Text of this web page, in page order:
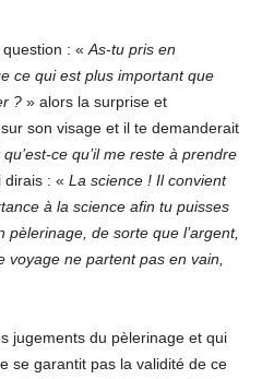
: « As-tu pris en
ce qui est plus important que
? » alors la surprise et
son visage et il te demanderait
qu’est-ce qu’il me reste à prendre
dirais : « La science ! Il convient
à la science afin tu puisses
de sorte que l’argent,
voyage ne partent pas en vain,
jugements du pèlerinage et qui
se garantit pas la validité de ce